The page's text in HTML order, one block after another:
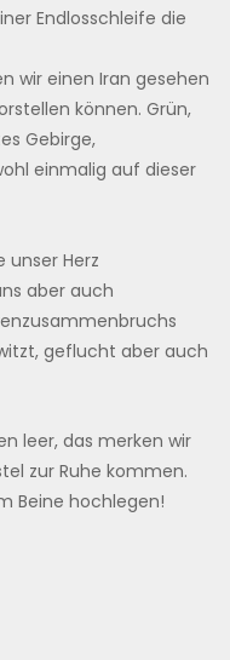
Endlosschleife die
wir einen Iran gesehen
können. Grün,
Gebirge,
einmalig auf dieser
Herz
aber auch
geflucht aber auch
leer, das merken wir
zur Ruhe kommen.
Beine hochlegen!